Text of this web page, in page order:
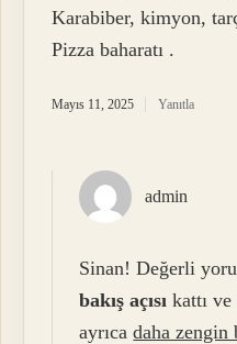
Karabiber, kimyon,
Pizza baharatı .
Mayıs 11, 2025 Yanıtla
admin
Sinan! Değerli
bakış açısı kattı
ayrıcadaha zengin